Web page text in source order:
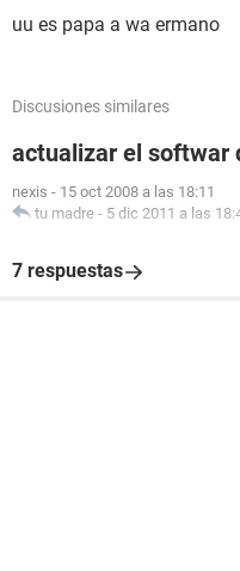
uu es papa a wa ermano
Discusiones similares
actualizar el softwar
nexis - 15 oct 2008 a las 18:11
tu madre - 5 dic 2011 a las
7 respuestas